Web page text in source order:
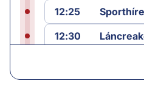
12:25
12:30